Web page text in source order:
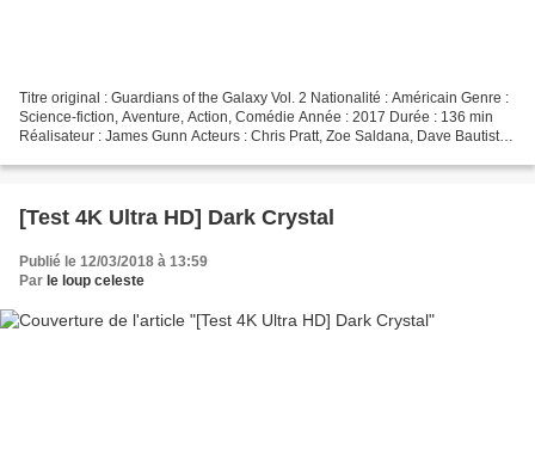
Titre original : Guardians of the Galaxy Vol. 2 Nationalité : Américain Genre :
Science-fiction, Aventure, Action, Comédie Année : 2017 Durée : 136 min
Réalisateur : James Gunn Acteurs : Chris Pratt, Zoe Saldana, Dave Bautista,
[Test 4K Ultra HD] Dark Crystal
Publié le 12/03/2018 à 13:59
Par le loup celeste